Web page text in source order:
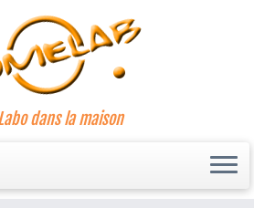
dans la maison